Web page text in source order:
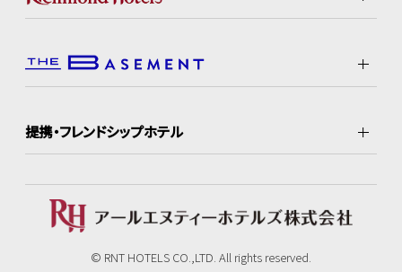
提携・フレンドシップホテル
© RNT HOTELS CO.,LTD. All rights reserved.